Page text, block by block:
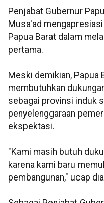
Penjabat Gubernur
Musa'ad
Papua Barat dalam
pertama.
Meski demikian, Papua
membutuhkan
sebagai provinsi induk
penyelenggaraan
ekspektasi.
"Kami masih butuh
karena kami baru
pembangunan," ucap